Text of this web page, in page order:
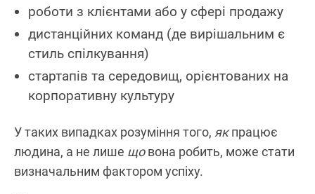
роботи з клієнтами або у сфері продажу
дистанційних команд (де вирішальним є
стиль спілкування)
стартапів та середовищ, орієнтованих на
корпоративну культуру
У таких випадках розуміння того, якпрацює
людина, а не лише щовона робить, може стати
визначальним фактором успіху.